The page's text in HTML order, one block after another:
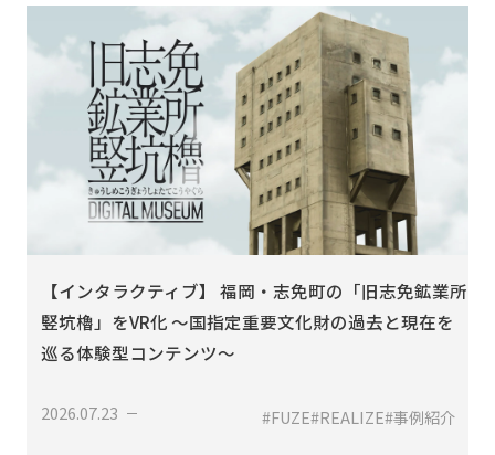
【インタラクティブ】 福岡・志免町の「旧志免鉱業所
竪坑櫓」をVR化 〜国指定重要文化財の過去と現在を
巡る体験型コンテンツ〜
2026.07.23 #FUZE#REALIZE#事例紹介